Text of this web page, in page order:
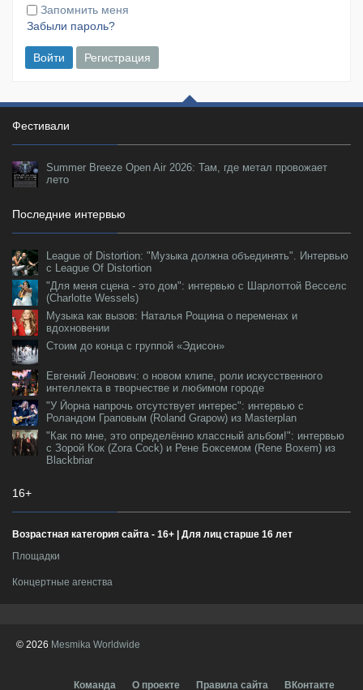
Запомнить меня
Забыли пароль?
Войти Регистрация
Фестивали
Summer Breeze Open Air 2026: Там, где метал провожает
лето
Последние интервью
League of Distortion: "Музыка должна объединять". Интервью
с League Of Distortion
"Для меня сцена - это дом": интервью с Шарлоттой Весселс
(Charlotte Wessels)
Музыка как вызов: Наталья Рощина о переменах и
вдохновении
Стоим до конца с группой «Эдисон»
Евгений Леонович: о новом клипе, роли искусственного
интеллекта в творчестве и любимом городе
"У Йорна напрочь отсутствует интерес": интервью с
Роландом Граповым (Roland Grapow) из Masterplan
"Как по мне, это определённо классный альбом!": интервью
с Зорой Кок (Zora Cock) и Рене Боксемом (Rene Boxem) из
Blackbriar
16+
Возрастная категория сайта - 16+ | Для лиц старше 16 лет
Площадки
Концертные агенства
© 2026 Mesmika Worldwide
Команда О проекте Правила сайта ВКонтакте